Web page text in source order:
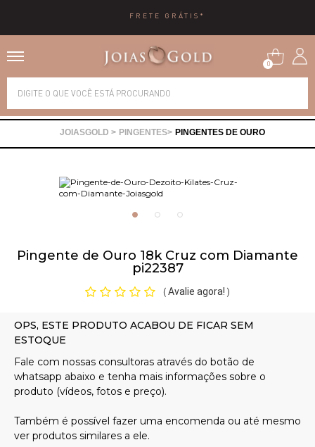
0
PINGENTES PINGENTES DE OURO
Pingente de Ouro 18k Cruz com Diamante
pi22387
( Avalie agora! )
Alianças
Brincos
Piercing
Pedras Preciosas